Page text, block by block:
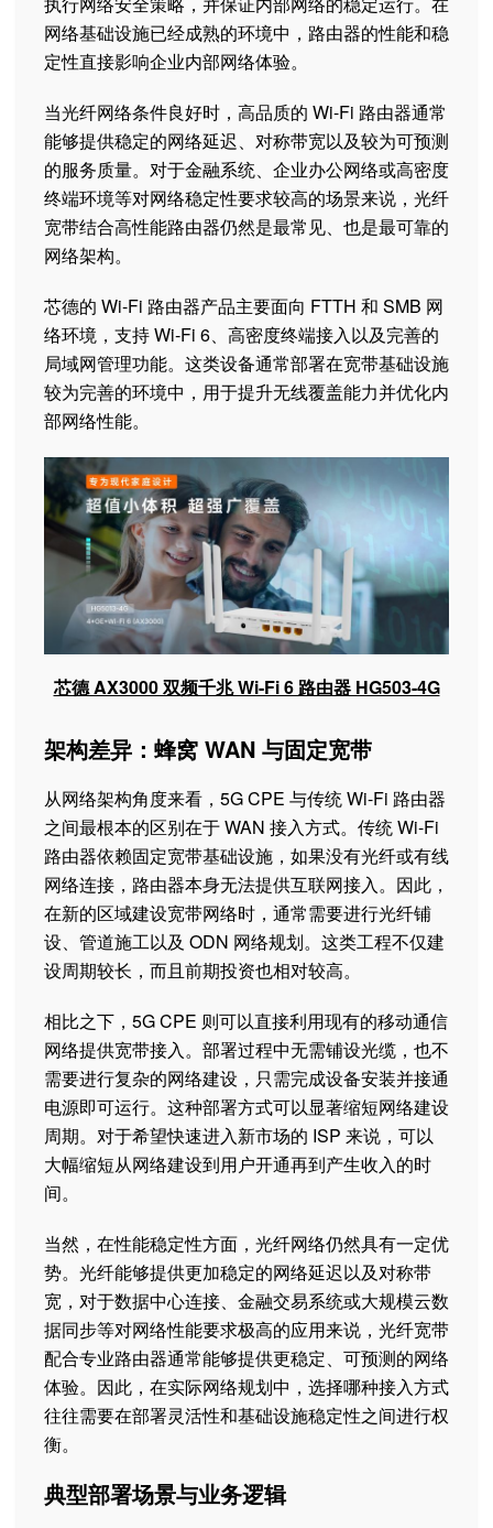
网络基础设施已经成熟的环境中，路由器的性能和稳
定性直接影响企业内部网络体验。
当光纤网络条件良好时，高品质的 Wi-Fi 路由器通常
能够提供稳定的网络延迟、对称带宽以及较为可预测
的服务质量。对于金融系统、企业办公网络或高密度
终端环境等对网络稳定性要求较高的场景来说，光纤
宽带结合高性能路由器仍然是最常见、也是最可靠的
网络架构。
芯德的 Wi-Fi 路由器产品主要面向 FTTH 和 SMB 网
络环境，支持 Wi-Fi 6、高密度终端接入以及完善的
局域网管理功能。这类设备通常部署在宽带基础设施
较为完善的环境中，用于提升无线覆盖能力并优化内
部网络性能。
芯德 AX3000 双频千兆 Wi-Fi 6 路由器 HG503-4G
架构差异：蜂窝 WAN 与固定宽带
从网络架构角度来看，5G CPE 与传统 Wi-Fi 路由器
之间最根本的区别在于 WAN 接入方式。传统 Wi-Fi
路由器依赖固定宽带基础设施，如果没有光纤或有线
网络连接，路由器本身无法提供互联网接入。因此，
在新的区域建设宽带网络时，通常需要进行光纤铺
设、管道施工以及 ODN 网络规划。这类工程不仅建
设周期较长，而且前期投资也相对较高。
相比之下，5G CPE 则可以直接利用现有的移动通信
网络提供宽带接入。部署过程中无需铺设光缆，也不
需要进行复杂的网络建设，只需完成设备安装并接通
电源即可运行。这种部署方式可以显著缩短网络建设
周期。对于希望快速进入新市场的 ISP 来说，可以
大幅缩短从网络建设到用户开通再到产生收入的时
间。
当然，在性能稳定性方面，光纤网络仍然具有一定优
势。光纤能够提供更加稳定的网络延迟以及对称带
宽，对于数据中心连接、金融交易系统或大规模云数
据同步等对网络性能要求极高的应用来说，光纤宽带
配合专业路由器通常能够提供更稳定、可预测的网络
体验。因此，在实际网络规划中，选择哪种接入方式
往往需要在部署灵活性和基础设施稳定性之间进行权
衡。
典型部署场景与业务逻辑